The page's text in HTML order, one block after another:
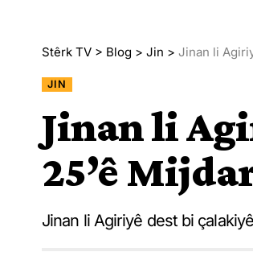
Stêrk TV > Blog > Jin > Jinan li
JIN
Jinan li
25’ê
Jinan li Agiriyê dest bi